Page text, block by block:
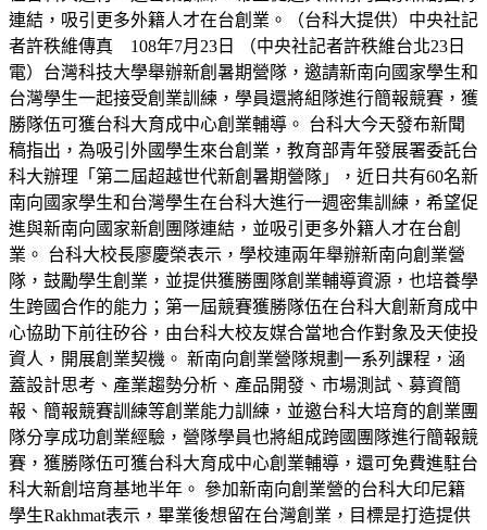
連結，吸引更多外籍人才在台創業。（台科大提供）中央社記
者許秩維傳真 108年7月23日 （中央社記者許秩維台北23日
電）台灣科技大學舉辦新創暑期營隊，邀請新南向國家學生和
台灣學生一起接受創業訓練，學員還將組隊進行簡報競賽，獲
勝隊伍可獲台科大育成中心創業輔導。 台科大今天發布新聞
稿指出，為吸引外國學生來台創業，教育部青年發展署委託台
科大辦理「第二屆超越世代新創暑期營隊」，近日共有60名新
南向國家學生和台灣學生在台科大進行一週密集訓練，希望促
進與新南向國家新創團隊連結，並吸引更多外籍人才在台創
業。 台科大校長廖慶榮表示，學校連兩年舉辦新南向創業營
隊，鼓勵學生創業，並提供獲勝團隊創業輔導資源，也培養學
生跨國合作的能力；第一屆競賽獲勝隊伍在台科大創新育成中
心協助下前往矽谷，由台科大校友媒合當地合作對象及天使投
資人，開展創業契機。 新南向創業營隊規劃一系列課程，涵
蓋設計思考、產業趨勢分析、產品開發、市場測試、募資簡
報、簡報競賽訓練等創業能力訓練，並邀台科大培育的創業團
隊分享成功創業經驗，營隊學員也將組成跨國團隊進行簡報競
賽，獲勝隊伍可獲台科大育成中心創業輔導，還可免費進駐台
科大新創培育基地半年。 參加新南向創業營的台科大印尼籍
學生Rakhmat表示，畢業後想留在台灣創業，目標是打造提供